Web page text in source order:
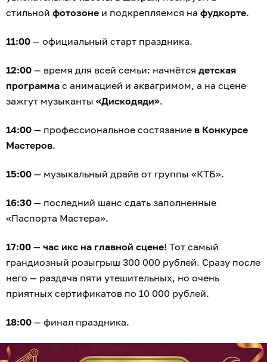
стильной фотозоне и подкрепляемся на фудкорте.
11:00 — официальный старт праздника.
12:00 — время для всей семьи: начнётся детская
программа с анимацией и аквагримом, а на сцене
зажгут музыканты «Дискодяди».
14:00 — профессиональное состязание в Конкурсе
Мастеров.
15:00 — музыкальный драйв от группы «КТБ».
16:30 — последний шанс сдать заполненные
«Паспорта Мастера».
17:00 — час икс на главной сцене! Тот самый
грандиозный розыгрыш 300 000 рублей. Сразу после
него — раздача пяти утешительных, но очень
приятных сертификатов по 10 000 рублей.
18:00 — финал праздника.